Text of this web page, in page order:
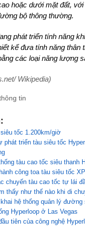
hoặc dưới mặt đất,
bộ thông thường.
phát triển tính năng
kế đưa tính năng
các loại năng lượng
Wikipedia)
tin
tốc 1.200km/giờ
phát triển tàu siêu tốc
tàu cao tốc siêu thanh
công toa tàu siêu tốc
chuyến tàu cao tốc tự lái
thấy như thế nào khi di
hệ thống quản lý đường
Hyperloop ở Las Vegas
tiên của công nghệ